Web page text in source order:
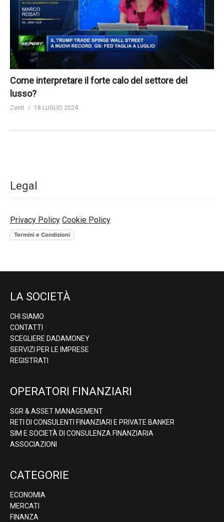
Come interpretare il forte calo del settore del
lusso?
Zenit 18 LUGLIO 2024
Legal
Privacy Policy Cookie Policy
Termini e Condizioni
LA SOCIETÀ
CHI SIAMO
CONTATTI
SCEGLIERE DADAMONEY
SERVIZI PER LE IMPRESE
REGISTRATI
OPERATORI FINANZIARI
SGR & ASSET MANAGEMENT
RETI DI CONSULENTI FINANZIARI E PRIVATE BANKER
SIM E SOCIETÀ DI CONSULENZA FINANZIARIA
ASSOCIAZIONI
CATEGORIE
ECONOMIA
MERCATI
FINANZA